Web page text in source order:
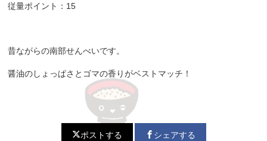
従量ポイント：15
昔ながらの南部せんべいです。
醤油のしょっぱさとゴマの香りがベストマッチ！
ポストする シェアする